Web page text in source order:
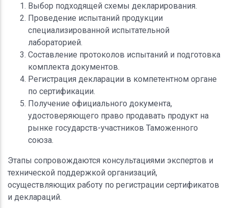
Выбор подходящей схемы декларирования.
Проведение испытаний продукции
специализированной испытательной
лабораторией.
Составление протоколов испытаний и подготовка
комплекта документов.
Регистрация декларации в компетентном органе
по сертификации.
Получение официального документа,
удостоверяющего право продавать продукт на
рынке государств-участников Таможенного
союза.
Этапы сопровождаются консультациями экспертов и
технической поддержкой организаций,
осуществляющих работу по регистрации сертификатов
и деклараций.